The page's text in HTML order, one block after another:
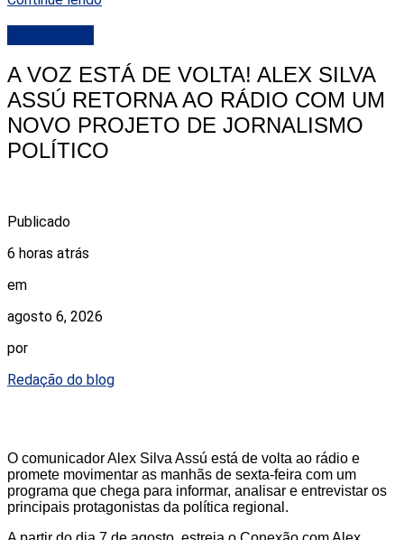
A VOZ ESTÁ DE VOLTA! ALEX SILVA
ASSÚ RETORNA AO RÁDIO COM UM
NOVO PROJETO DE JORNALISMO
POLÍTICO
Publicado
6 horas atrás
em
agosto 6, 2026
por
Redação do blog
O comunicador Alex Silva Assú está de volta ao rádio e
promete movimentar as manhãs de sexta-feira com um
programa que chega para informar, analisar e entrevistar os
principais protagonistas da política regional.